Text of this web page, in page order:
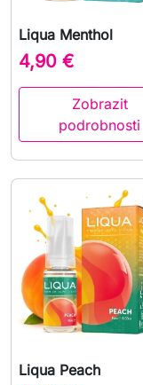
Liqua Menthol
4,90 €
Zobrazit
podrobnosti
Liqua Peach